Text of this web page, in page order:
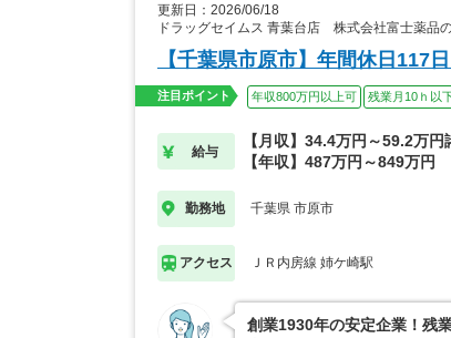
更新日：2026/06/18
ドラッグセイムス 青葉台店 株式会社富士薬品
【千葉県市原市】年間休日117
注目ポイント 年収800万円以上可 残業月10ｈ以
給与
【月収】34.4万円～59.2万円
【年収】487万円～849万円
勤務地 千葉県 市原市
アクセス ＪＲ内房線 姉ケ崎駅
創業1930年の安定企業！残